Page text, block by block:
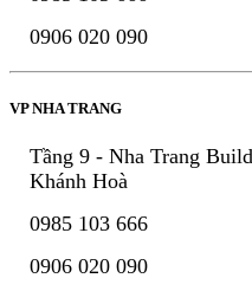
0906 020 090
VP NHA TRANG
Tầng 9 - Nha Trang
Khánh Hoà
0985 103 666
0906 020 090